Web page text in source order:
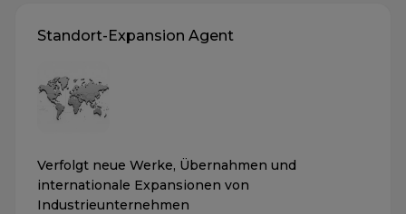
Standort-Expansion Agent
Verfolgt neue Werke, Übernahmen und
internationale Expansionen von
Industrieunternehmen